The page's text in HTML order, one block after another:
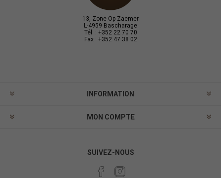
13, Zone Op Zaemer
L-4959 Bascharage
Tél. : +352 22 70 70
Fax : +352 47 38 02
INFORMATION
MON COMPTE
SUIVEZ-NOUS